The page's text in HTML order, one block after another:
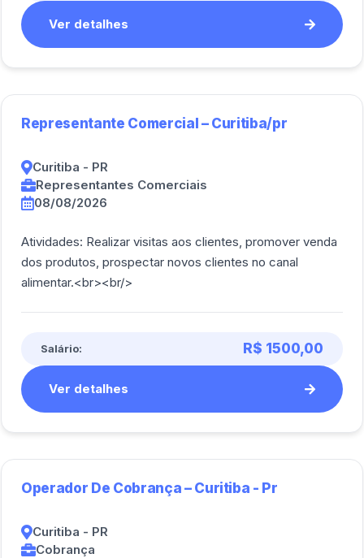
Ver detalhes
Representante Comercial – Curitiba/pr
Curitiba - PR
Representantes Comerciais
08/08/2026
Atividades: Realizar visitas aos clientes, promover venda
dos produtos, prospectar novos clientes no canal
alimentar.<br><br/>
Salário: R$ 1500,00
Ver detalhes
Operador De Cobrança – Curitiba - Pr
Curitiba - PR
Cobrança